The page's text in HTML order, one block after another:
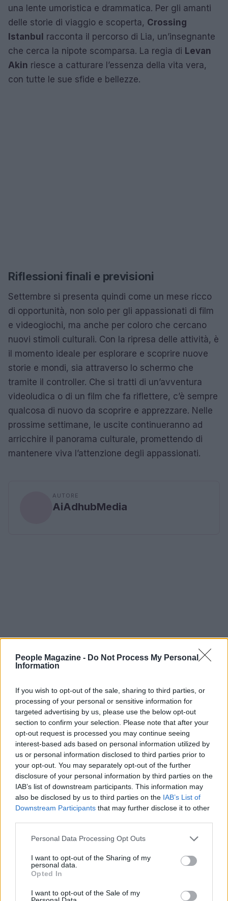
People Magazine - Do Not Process My Personal
Information
If you wish to opt-out of the sale, sharing to third parties, or
processing of your personal or sensitive information for
targeted advertising by us, please use the below opt-out
section to confirm your selection. Please note that after your
opt-out request is processed you may continue seeing
interest-based ads based on personal information utilized by
us or personal information disclosed to third parties prior to
your opt-out. You may separately opt-out of the further
disclosure of your personal information by third parties on the
IAB’s list of downstream participants. This information may
also be disclosed by us to third parties on the IAB’s List of
Downstream Participants that may further disclose it to other
Please note that this website/app uses one or more Google
not limited to your visit or usage behaviour. You may click to
grant or deny consent to Google and its third-party tags to
use your data for below specified purposes in below Google
consent section.
Personal Data Processing Opt Outs
I want to opt-out of the Sharing of my
personal data.
Opted In
I want to opt-out of the Sale of my
una lente umoristica e drammatica. Per gli amanti
delle storie di viaggio e scoperta, Crossing
Istanbul racconta il percorso di Lia, un’insegnante
che cerca la nipote scomparsa. La regia di Levan
Akin riesce a catturare l’essenza della vita vera,
con tutte le sue sfide e bellezze.
Riflessioni finali e previsioni
Settembre si presenta quindi come un mese ricco
di opportunità, non solo per gli appassionati di film
e videogiochi, ma anche per coloro che cercano
nuovi stimoli culturali. Con la ripresa delle attività, è
il momento ideale per esplorare e scoprire nuove
storie e mondi, sia attraverso lo schermo che
tramite il controller. Che si tratti di un’avventura
videoludica o di un film che fa riflettere, c’è sempre
qualcosa di nuovo da scoprire e apprezzare. Nelle
prossime settimane, le uscite continueranno ad
arricchire il panorama culturale, promettendo di
mantenere viva l’attenzione degli appassionati.
AUTORE
AiAdhubMedia
Continua a leggere
PEOPLE NEWS